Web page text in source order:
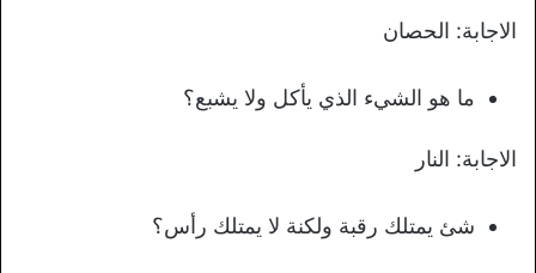
الاجابة: الحصان
ما هو الشيء الذي يأكل ولا يشبع؟
الاجابة: النار
شئ يمتلك رقبة ولكنة لا يمتلك رأس؟